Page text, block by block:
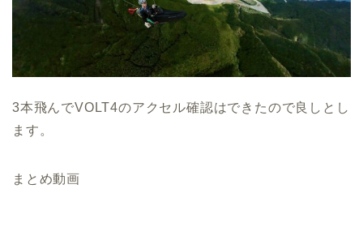
3本飛んでVOLT4のアクセル確認はできたので良しとし
ます。
まとめ動画